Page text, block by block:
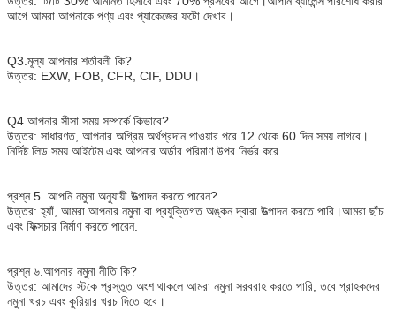
আগে আমরা আপনাকে পণ্য এবং প্যাকেজের ফটো দেখাব।
Q3.মূল্য আপনার শর্তাবলী কি?
উত্তর: EXW, FOB, CFR, CIF, DDU।
Q4.আপনার সীসা সময় সম্পর্কে কিভাবে?
উত্তর: সাধারণত, আপনার অগ্রিম অর্থপ্রদান পাওয়ার পরে 12 থেকে 60 দিন সময় লাগবে।
নির্দিষ্ট লিড সময় আইটেম এবং আপনার অর্ডার পরিমাণ উপর নির্ভর করে.
প্রশ্ন 5. আপনি নমুনা অনুযায়ী উত্পাদন করতে পারেন?
উত্তর: হ্যাঁ, আমরা আপনার নমুনা বা প্রযুক্তিগত অঙ্কন দ্বারা উত্পাদন করতে পারি।আমরা ছাঁচ
এবং ফিক্সচার নির্মাণ করতে পারেন.
প্রশ্ন ৬.আপনার নমুনা নীতি কি?
উত্তর: আমাদের স্টকে প্রস্তুত অংশ থাকলে আমরা নমুনা সরবরাহ করতে পারি, তবে গ্রাহকদের
নমুনা খরচ এবং কুরিয়ার খরচ দিতে হবে।